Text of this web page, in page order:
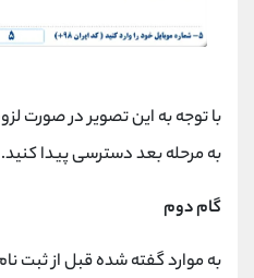
با توجه به این تصویر در صورت
به مرحله بعد دسترسی پیدا کنید.
گام دوم
به موارد گفته شده قبل از ثبت